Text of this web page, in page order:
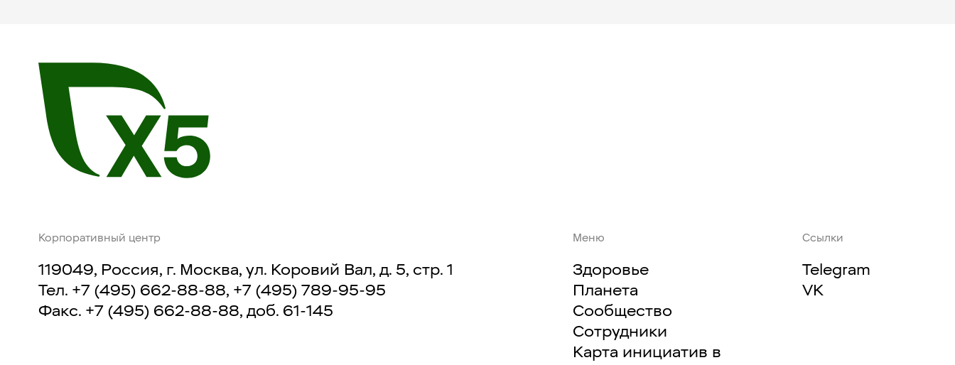
Корпоративный центр
119049, Россия, г. Москва, ул. Коровий Вал, д. 5, стр. 1
Тел. +7 (495) 662-88-88, +7 (495) 789-95-95
Факс. +7 (495) 662-88-88, доб. 61-145
Меню
Здоровье
Планета
Сообщество
Сотрудники
Карта инициатив в
Ссылки
Telegram
VK